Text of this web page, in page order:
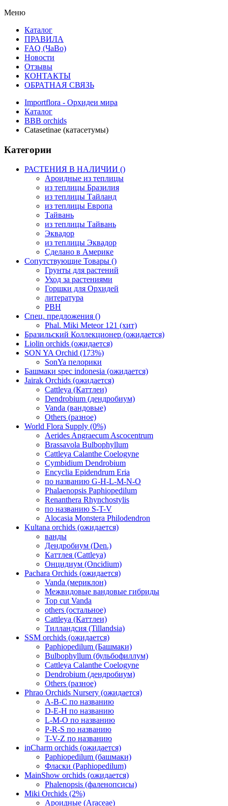
Меню
Каталог
ПРАВИЛА
FAQ (ЧаВо)
Новости
Отзывы
КОНТАКТЫ
ОБРАТНАЯ СВЯЗЬ
Importflora - Орхидеи мира
Каталог
BBB orchids
Catasetinae (катасетумы)
Категории
РАСТЕНИЯ В НАЛИЧИИ ()
Ароидные из теплицы
из теплицы Бразилия
из теплицы Тайланд
из теплицы Европа
Тайвань
из теплицы Тайвань
Эквадор
из теплицы Эквадор
Сделано в Америке
Сопутствующие Товары ()
Грунты для растений
Уход за растениями
Горшки для Орхидей
литература
РВН
Спец. предложения ()
Phal. Miki Meteor 121 (хит)
Бразильский Коллекционер (ожидается)
Liolin orchids (ожидается)
SON YA Orchid (173%)
SonYa пелорики
Башмаки spec indonesia (ожидается)
Jairak Orchids (ожидается)
Cattleya (Каттлеи)
Dendrobium (дендробиум)
Vanda (вандовые)
Others (разное)
World Flora Supply (0%)
Aerides Angraecum Ascocentrum
Brassavola Bulbophyllum
Cattleya Calanthe Coelogyne
Cymbidium Dendrobium
Encyclia Epidendrum Eria
по названию G-H-L-M-N-O
Phalaenopsis Paphiopedilum
Renanthera Rhynchostylis
по названию S-T-V
Alocasia Monstera Philodendron
Kultana orchids (ожидается)
ванды
Дендробиум (Den.)
Каттлея (Cattleya)
Онцидиум (Oncidium)
Pachara Orchids (ожидается)
Vanda (мериклон)
Межвидовые вандовые гибриды
Top cut Vanda
others (остальное)
Cattleya (Каттлеи)
Тилландсия (Tillandsia)
SSM orchids (ожидается)
Paphiopedilum (Башмаки)
Bulbophyllum (бульбофиллум)
Cattleya Calanthe Coelogyne
Dendrobium (дендробиум)
Others (разное)
Phrao Orchids Nursery (ожидается)
A-B-C по названию
D-E-H по названию
L-M-O по названию
P-R-S по названию
T-V-Z по названию
inCharm orchids (ожидается)
Paphiopedilum (башмаки)
Фласки (Paphiopedilum)
MainShow orchids (ожидается)
Phalenopsis (фаленопсисы)
Miki Orchids (2%)
Ароидные (Araceae)